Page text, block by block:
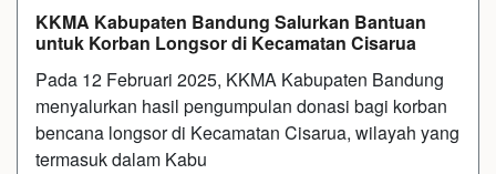
KKMA Kabupaten Bandung Salurkan Bantuan
untuk Korban Longsor di Kecamatan Cisarua
Pada 12 Februari 2025, KKMA Kabupaten Bandung
menyalurkan hasil pengumpulan donasi bagi korban
bencana longsor di Kecamatan Cisarua, wilayah yang
termasuk dalam Kabu